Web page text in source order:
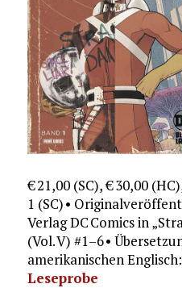
€ 21,00 (SC), € 30,00
1 (SC) •
Verlag DC Comics in
(Vol. V) #1–6 •
amerikanischen
Leseprobe